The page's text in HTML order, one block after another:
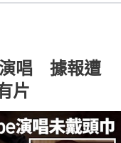
演唱 據報遭
片